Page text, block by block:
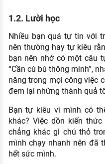
1.2. Lười học
Nhiều bạn quá tự tin với
nên thường hay tự kiêu
bạn nên nhớ có một câu
“Cần cù bù thông minh”,
năng trong mọi công việc
đem lại những thành quả
Bạn tự kiêu vì mình có
khác? Việc dồn kiến
chẳng khác gì chú thỏ
mình chạy nhanh nên đã
hết sức mình.